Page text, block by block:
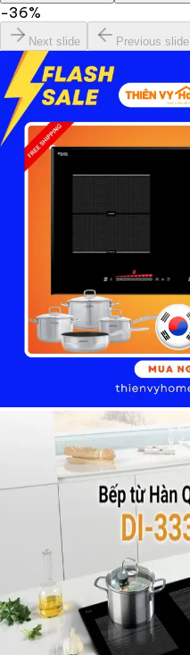
−36%
Next slide Previous slide